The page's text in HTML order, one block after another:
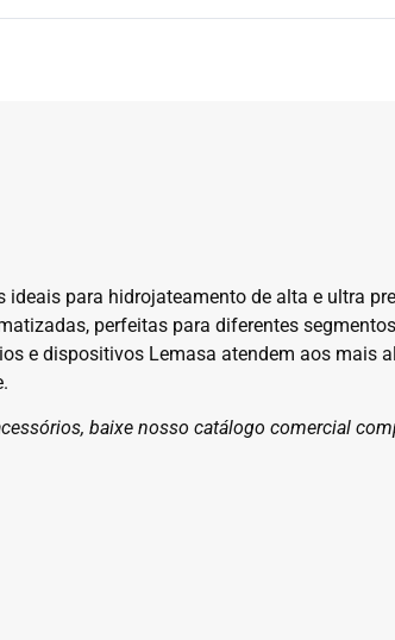
ideais para hidrojateamento de alta e ultra
perfeitas para diferentes
e dispositivos Lemasa atendem aos mais
baixe nosso catálogo comercial